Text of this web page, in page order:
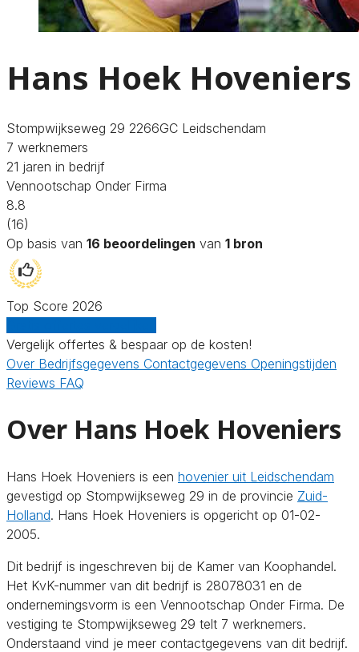
Hans Hoek Hoveniers
Stompwijkseweg 29 2266GC Leidschendam
7 werknemers
21 jaren in bedrijf
Vennootschap Onder Firma
8.8
(16)
Op basis van 16 beoordelingen van 1 bron
Top Score 2026
Vergelijk offertes & bespaar op de kosten!
Over Bedrijfsgegevens Contactgegevens Openingstijden
Reviews FAQ
Over Hans Hoek Hoveniers
Hans Hoek Hoveniers is een hovenier uit Leidschendam
gevestigd op Stompwijkseweg 29 in de provincie Zuid-
Holland. Hans Hoek Hoveniers is opgericht op 01-02-
2005.
Dit bedrijf is ingeschreven bij de Kamer van Koophandel.
Het KvK-nummer van dit bedrijf is 28078031 en de
ondernemingsvorm is een Vennootschap Onder Firma. De
vestiging te Stompwijkseweg 29 telt 7 werknemers.
Onderstaand vind je meer contactgegevens van dit bedrijf.